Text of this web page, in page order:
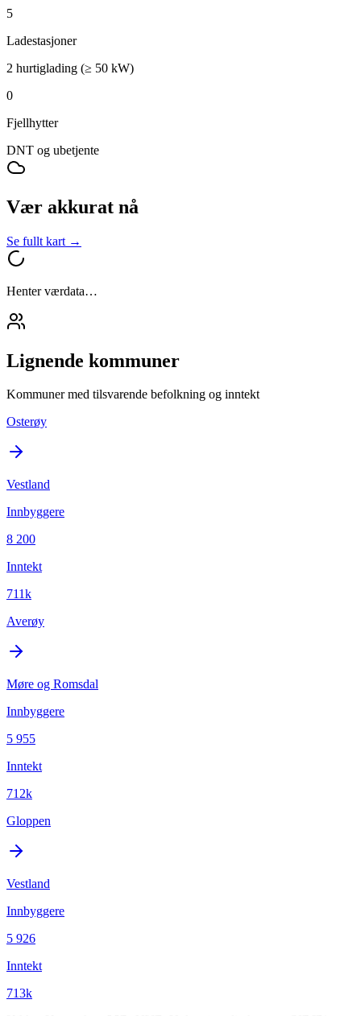
5
Ladestasjoner
2 hurtiglading (≥ 50 kW)
0
Fjellhytter
DNT og ubetjente
Vær akkurat nå
Se fullt kart →
Henter værdata…
Lignende kommuner
Kommuner med tilsvarende befolkning og inntekt
Osterøy
Vestland
Innbyggere
8 200
Inntekt
711k
Averøy
Møre og Romsdal
Innbyggere
5 955
Inntekt
712k
Gloppen
Vestland
Innbyggere
5 926
Inntekt
713k